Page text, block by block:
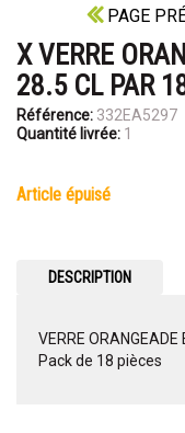
PAGE
X VERRE
28.5 CL PAR
Référence: 332EA5297
Quantité livrée: 1
article épuisé
DESCRIPTION
VERRE
Pack de 18 pièces